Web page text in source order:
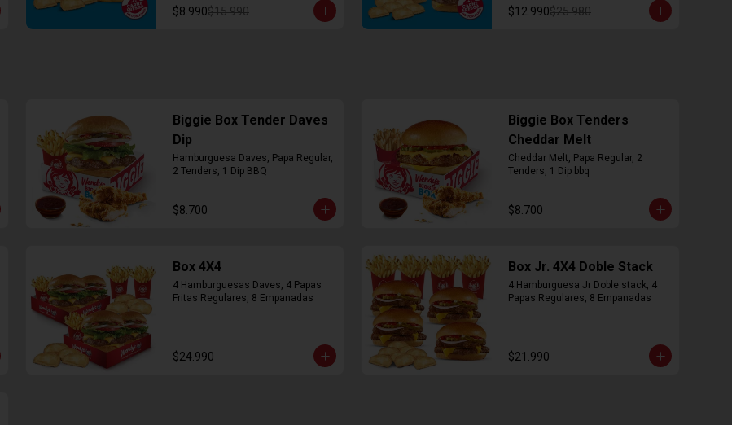
$8.990$15.990 $12.990$25.980
Biggie Box Tender Daves
Dip
Hamburguesa Daves, Papa Regular,
2 Tenders, 1 Dip BBQ
$8.700
Biggie Box Tenders
Cheddar Melt
Cheddar Melt, Papa Regular, 2
Tenders, 1 Dip bbq
$8.700
Box 4X4
4 Hamburguesas Daves, 4 Papas
Fritas Regulares, 8 Empanadas
$24.990
Box Jr. 4X4 Doble Stack
4 Hamburguesa Jr Doble stack, 4
Papas Regulares, 8 Empanadas
$21.990